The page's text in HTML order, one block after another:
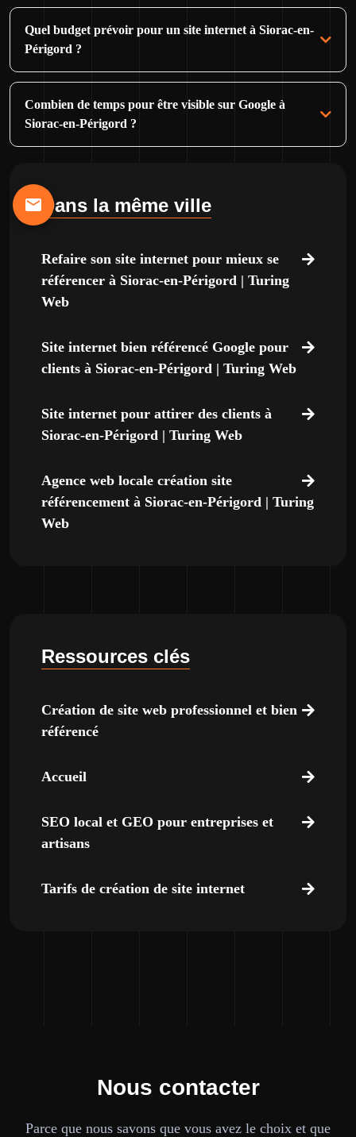
Quel budget prévoir pour un site internet à Siorac-en-
Périgord ?
Combien de temps pour être visible sur Google à
Siorac-en-Périgord ?
Dans la même ville
Refaire son site internet pour mieux se
référencer à Siorac-en-Périgord | Turing
Web
Site internet bien référencé Google pour
clients à Siorac-en-Périgord | Turing Web
Site internet pour attirer des clients à
Siorac-en-Périgord | Turing Web
Agence web locale création site
référencement à Siorac-en-Périgord | Turing
Web
Ressources clés
Création de site web professionnel et bien
référencé
Accueil
SEO local et GEO pour entreprises et
artisans
Tarifs de création de site internet
Nous contacter
Parce que nous savons que vous avez le choix et que